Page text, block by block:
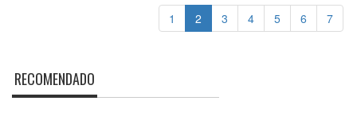
1 2 3 4 5 6 7
RECOMENDADO